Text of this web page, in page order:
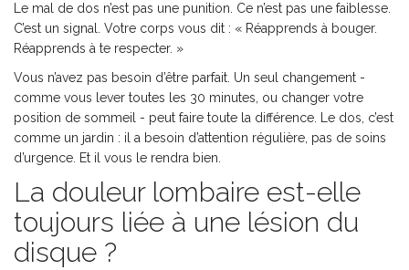
Le mal de dos n’est pas une punition. Ce n’est pas une faiblesse.
C’est un signal. Votre corps vous dit : « Réapprends à bouger.
Réapprends à te respecter. »
Vous n’avez pas besoin d’être parfait. Un seul changement -
comme vous lever toutes les 30 minutes, ou changer votre
position de sommeil - peut faire toute la différence. Le dos, c’est
comme un jardin : il a besoin d’attention régulière, pas de soins
d’urgence. Et il vous le rendra bien.
La douleur lombaire est-elle
toujours liée à une lésion du
disque ?